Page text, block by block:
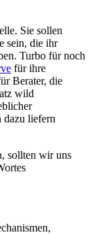
Sie sollen
sein, die ihr
Turbo für noch
für ihre
Berater, die
wild
dazu liefern
sollten wir uns